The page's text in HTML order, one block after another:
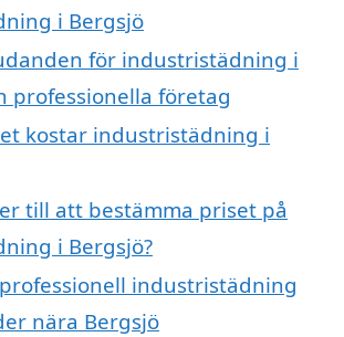
i Bergsjö
för industristädning i
professionella företag
kostar industristädning i
till att bestämma priset på
i Bergsjö?
industristädning
nära Bergsjö